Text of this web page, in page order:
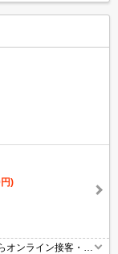
)
ンライン接客・内